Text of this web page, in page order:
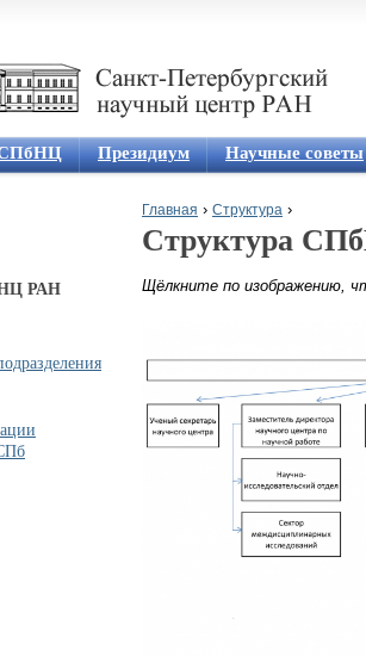
Президиум Научные советы
Вы здесь
Главная › Структура ›
Структура
Щёлкните по изображению,
РАН